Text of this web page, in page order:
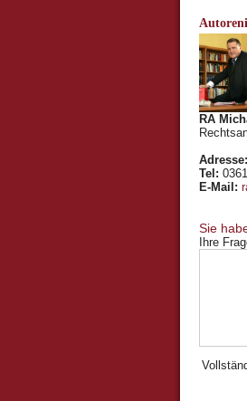
RA
Adresse:
Tel:
E-Mail:
Ihre